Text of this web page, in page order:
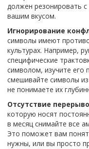
должен резонировать
вашим вкусом.
Игнорирование
символы имеют
культурах. Например,
специфические
символом, изучите его
смешивайте символы
не понимаете их
Отсутствие
которую носят
в месяц снимайте все
Это поможет вам
нужны, или вы просто